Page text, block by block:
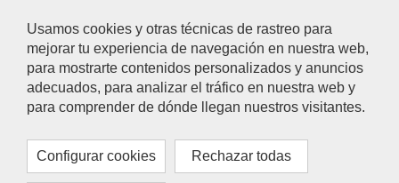
Usamos cookies y otras técnicas de rastreo para
mejorar tu experiencia de navegación en nuestra web,
para mostrarte contenidos personalizados y anuncios
adecuados, para analizar el tráfico en nuestra web y
para comprender de dónde llegan nuestros visitantes.
Configurar cookies Rechazar todas
Configurar cookies
Redes Sociales